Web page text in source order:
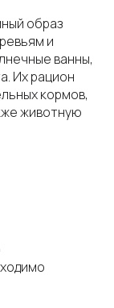
образ
и
ванны,
Их рацион
кормов,
животную